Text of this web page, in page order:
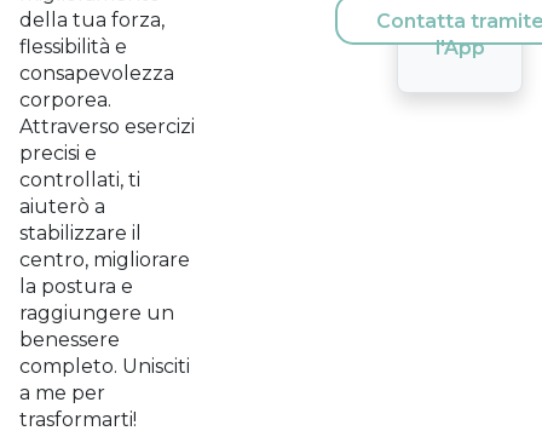
della tua forza,
flessibilità e
consapevolezza
corporea.
Attraverso esercizi
precisi e
controllati, ti
aiuterò a
stabilizzare il
centro, migliorare
la postura e
raggiungere un
benessere
completo. Unisciti
a me per
trasformarti!
Contatta
l'App